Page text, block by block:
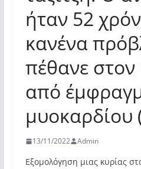
ήταν 52
κανένα
πέθανε
από
μυοκαρδίου
13/11/2022 Admin
Εξομολόγηση μιας κυρίας